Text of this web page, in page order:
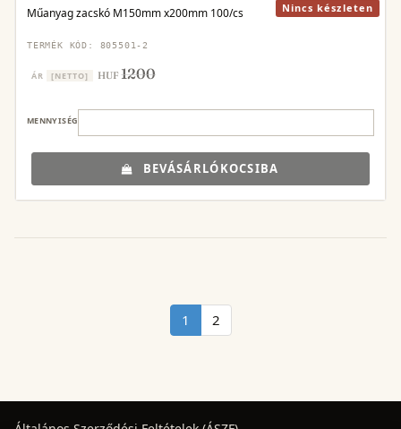
Nincs készleten
Műanyag zacskó M150mm x200mm 100/cs
TERMÉK KÓD: 805501-2
ÁR [NETTO] HUF1200
MENNYISÉG
BEVÁSÁRLÓKOCSIBA
1 2